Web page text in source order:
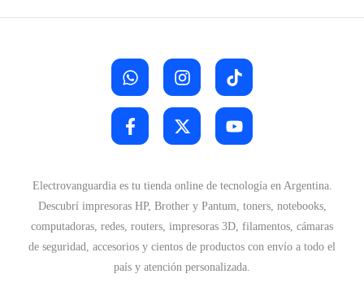
Electrovanguardia es tu tienda online de tecnología en Argentina.
Descubrí impresoras HP, Brother y Pantum, toners, notebooks,
computadoras, redes, routers, impresoras 3D, filamentos, cámaras
de seguridad, accesorios y cientos de productos con envío a todo el
país y atención personalizada.